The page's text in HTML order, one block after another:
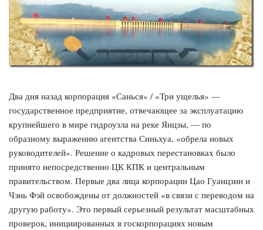
Два дня назад корпорация «Санься» / «Три ущелья» —
государственное предприятие, отвечающее за эксплуатацию
крупнейшего в мире гидроузла на реке Янцзы, — по
образному выражению агентства Синьхуа, «обрела новых
руководителей». Решение о кадровых перестановках было
принято непосредственно ЦК КПК и центральным
правительством. Первые два лица корпорации Цао Гуанцзин и
Чэнь Фэй освобождены от должностей «в связи с переводом на
другую работу». Это первый серьезный результат масштабных
проверок, инициированных в госкорпорациях новым